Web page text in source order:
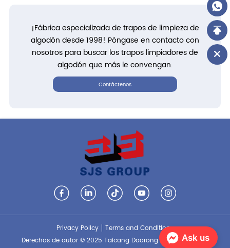
¡Fábrica especializada de trapos de limpieza de
algodón desde 1998! Póngase en contacto con
nosotros para buscar los trapos limpiadores de
algodón que más le convengan.
Contáctenos
Privacy Policy
Terms and Conditions
Derechos de autor © 2025 Taicang Daorong Knitting Co., Ltd.
Ask us